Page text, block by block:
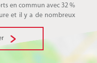
en commun avec 32 %
et il y a de nombreux